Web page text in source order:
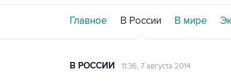
Главное В России В мире
В РОССИИ 11:36, 7 августа 2014